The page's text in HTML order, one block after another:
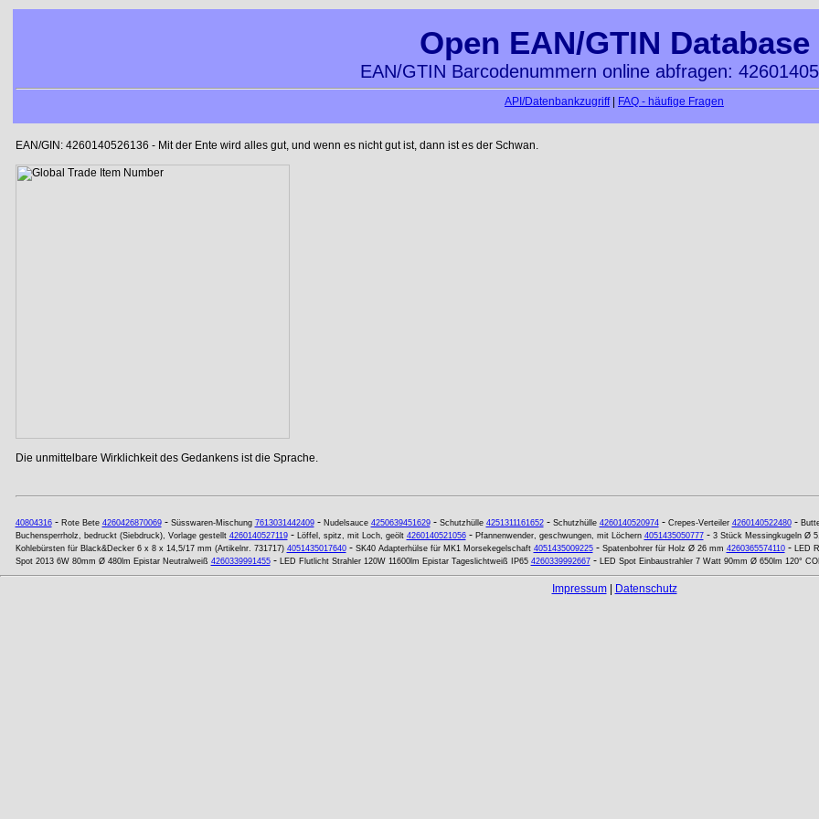
Open EAN/GTIN Database
EAN/GTIN Barcodenummern online abfragen:
API/Datenbankzugriff| FAQ - häufige Fragen
EAN/GIN: 4260140526136 - Mit der Ente wird alles gut, und wenn es nicht gut ist, dann ist es der Schwan.
Die unmittelbare Wirklichkeit des Gedankens ist die Sprache.
40804316- Rote Bete 4260426870069- Süsswaren-Mischung 7613031442409- Nudelsauce 4250639451629- Schutzhülle 4251311161652- Schutzhülle 4260140520974- Crepes-Verteiler 4260140522480-
Buchensperrholz, bedruckt (Siebdruck), Vorlage gestellt 4260140527119- Löffel, spitz, mit Loch, geölt 4260140521056- Pfannenwender, geschwungen, mit Löchern 4051435050777- 3 Stück Messingkugeln Ø
Kohlebürsten für Black&Decker 6 x 8 x 14,5/17 mm (Artikelnr. 731717) 4051435017640- SK40 Adapterhülse für MK1 Morsekegelschaft 4051435009225- Spatenbohrer für Holz Ø 26 mm 4260365574110- LED
Spot 2013 6W 80mm Ø 480lm Epistar Neutralweiß 4260339991455- LED Flutlicht Strahler 120W 11600lm Epistar Tageslichtweiß IP65 4260339992667- LED Spot Einbaustrahler 7 Watt 90mm Ø 650lm 120°
Impressum| Datenschutz